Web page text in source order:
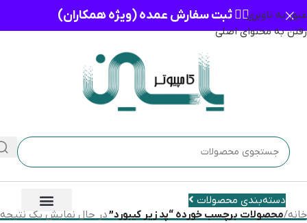
عبور به ناوبری
رفتن به محتوای اصلی
👈🏻 ثبت سفارش عمده (ویژه همکاران)
دسته‌بندی محصولات
خانه/محصولات برچسب خورده “پد زیر کیبورد”در حال نمایش یک نتیجه